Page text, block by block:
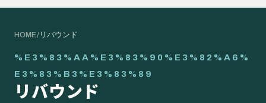
HOME/リバウンド
%E3%83%AA%E3%83%90%E3%82%A6%
E3%83%B3%E3%83%89
リバウンド